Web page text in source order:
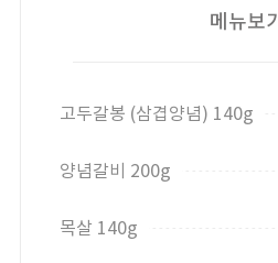
메뉴보기
고두갈봉 (삼겹양념) 140g
양념갈비 200g
목살 140g